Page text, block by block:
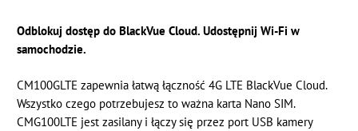
Odblokuj dostęp do BlackVue Cloud. Udostępnij Wi-Fi w
samochodzie.
CM100GLTE zapewnia łatwą łączność 4G LTE BlackVue Cloud.
Wszystko czego potrzebujesz to ważna karta Nano SIM.
CMG100LTE jest zasilany i łączy się przez port USB kamery